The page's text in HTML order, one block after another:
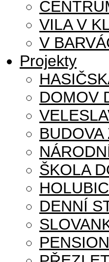
VILA V
V
Projekty
DOMOV
BUDOVA
ŠKOLA
DENNÍ